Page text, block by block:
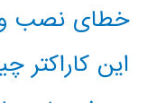
خطای نصب
این کاراکتر